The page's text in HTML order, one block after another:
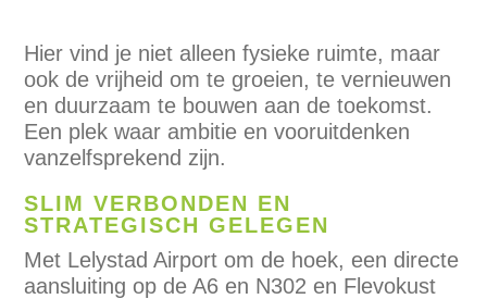
Hier vind je niet alleen fysieke ruimte, maar
ook de vrijheid om te groeien, te vernieuwen
en duurzaam te bouwen aan de toekomst.
Een plek waar ambitie en vooruitdenken
vanzelfsprekend zijn.
SLIM VERBONDEN EN
STRATEGISCH GELEGEN
Met Lelystad Airport om de hoek, een directe
aansluiting op de A6 en N302 en Flevokust